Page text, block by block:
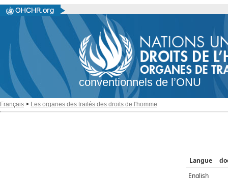
conventionnels de l’ONU
Français > Les organes des traités des droits de l'homme
Langue
English